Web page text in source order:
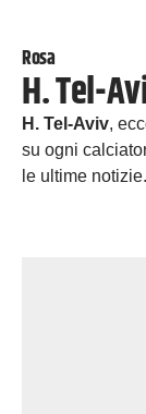
Rosa
H. Tel-
H. Tel-Aviv,
su ogni
le ultime notizie.